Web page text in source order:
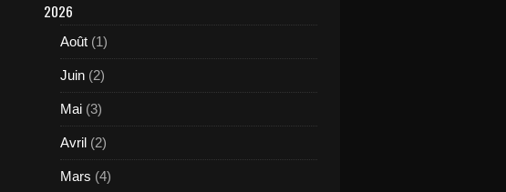
2026
Août (1)
Juin (2)
Mai (3)
Avril (2)
Mars (4)